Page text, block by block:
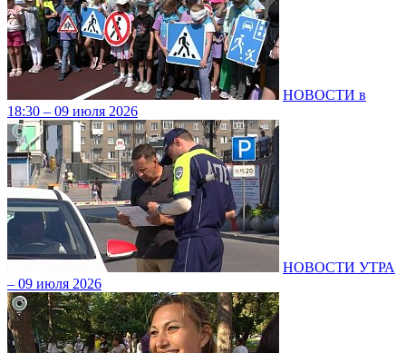
НОВОСТИ в
18:30 – 09 июля 2026
НОВОСТИ УТРА
– 09 июля 2026